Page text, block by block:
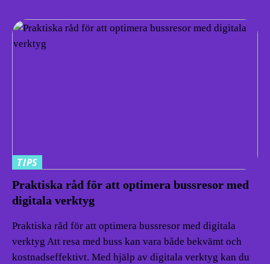
TIPS
Praktiska råd för att optimera bussresor med
digitala verktyg
Praktiska råd för att optimera bussresor med digitala
verktyg Att resa med buss kan vara både bekvämt och
kostnadseffektivt. Med hjälp av digitala verktyg kan du